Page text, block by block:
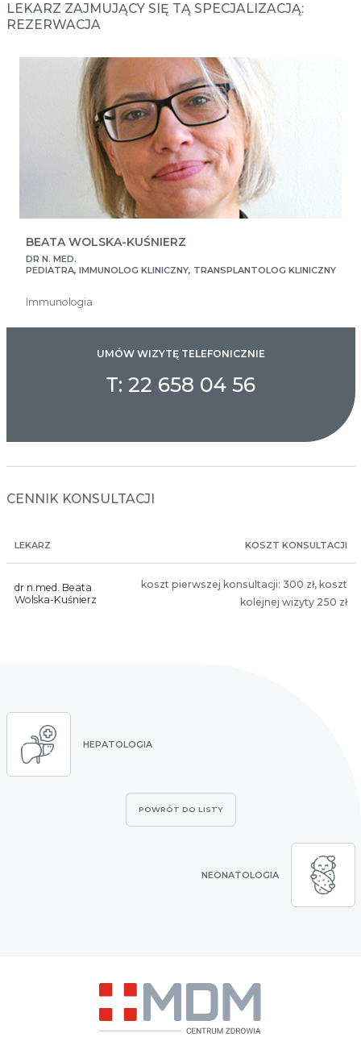
LEKARZ ZAJMUJĄCY SIĘ TĄ SPECJALIZACJĄ:
REZERWACJA
BEATA WOLSKA-KUŚNIERZ
DR N. MED.
PEDIATRA, IMMUNOLOG KLINICZNY, TRANSPLANTOLOG KLINICZNY
Immunologia
UMÓW WIZYTĘ TELEFONICZNIE
T: 22 658 04 56
CENNIK KONSULTACJI
LEKARZ KOSZT KONSULTACJI
dr n.med. Beata
Wolska-Kuśnierz
koszt pierwszej konsultacji: 300 zł, koszt
kolejnej wizyty 250 zł
HEPATOLOGIA
POWRÓT DO LISTY
NEONATOLOGIA